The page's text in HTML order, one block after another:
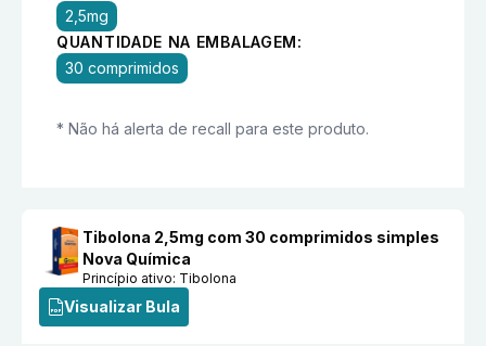
2,5mg
QUANTIDADE NA EMBALAGEM:
30 comprimidos
* Não há alerta de recall para este produto.
Tibolona 2,5mg com 30 comprimidos simples
Nova Química
Princípio ativo: Tibolona
Visualizar Bula